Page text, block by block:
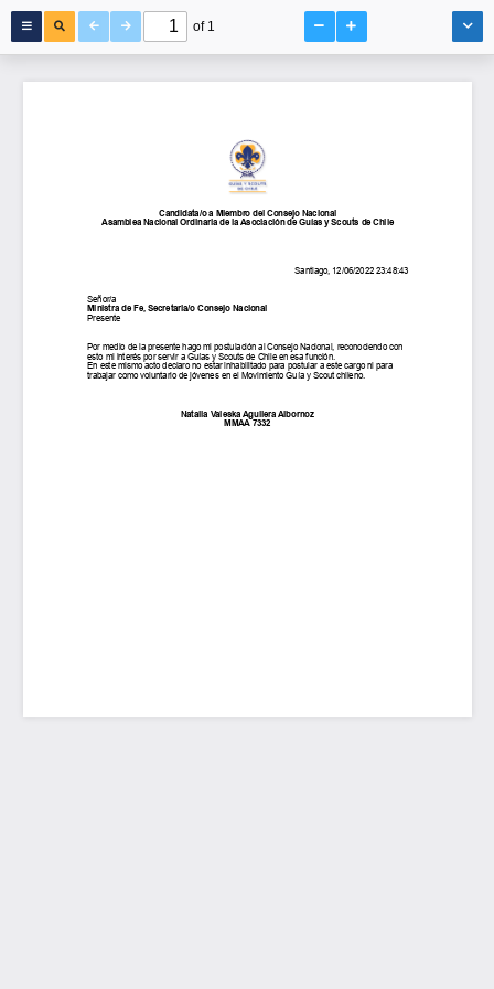
of 1
Candidata/o a Miembro del Consejo Nacional
Asamblea Nacional Ordinaria de la Asociación de Guías y Scouts de Chile
Santiago, 12/06/2022 23:48:43
Señor/a
Ministra de Fe, Secretaria/o Consejo Nacional
Presente
Por medio de la presente hago mi postulación al Consejo Nacional, reconociendo con
esto mi interés por servir a Guías y Scouts de Chile en esa función.
En este mismo acto declaro no estar inhabilitado para postular a este cargo ni para
trabajar como voluntario de jóvenes en el Movimiento Guía y Scout chileno.
Natalia Valeska Aguilera Albornoz
MMAA 7332